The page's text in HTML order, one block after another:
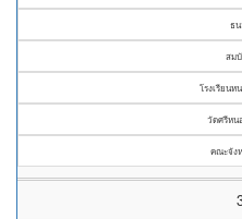
ธ
สม
โรงเรียนห
วัดศรีหน
คณะจัง